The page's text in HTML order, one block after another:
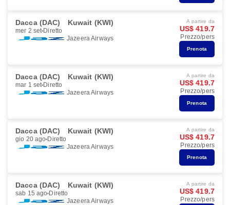
Dacca (DAC) Kuwait (KWI)
mer 2 set Diretto
Jazeera Airways
A partire da
US$ 419.7
Prezzo/pers
Prenota
Dacca (DAC) Kuwait (KWI)
mar 1 set Diretto
Jazeera Airways
A partire da
US$ 419.7
Prezzo/pers
Prenota
Dacca (DAC) Kuwait (KWI)
gio 20 ago Diretto
Jazeera Airways
A partire da
US$ 419.7
Prezzo/pers
Prenota
Dacca (DAC) Kuwait (KWI)
sab 15 ago Diretto
Jazeera Airways
A partire da
US$ 419.7
Prezzo/pers